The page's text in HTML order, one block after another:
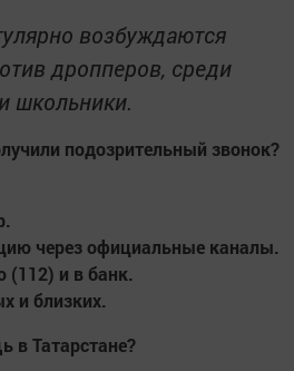
возбуждаются
дропперов, среди
школьники.
подозрительный звонок?
через официальные каналы.
(112) и в банк.
и близких.
в Татарстане?